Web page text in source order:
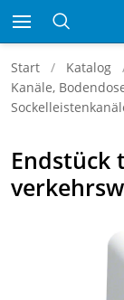
Start Katalog
Kanäle,
Endstück